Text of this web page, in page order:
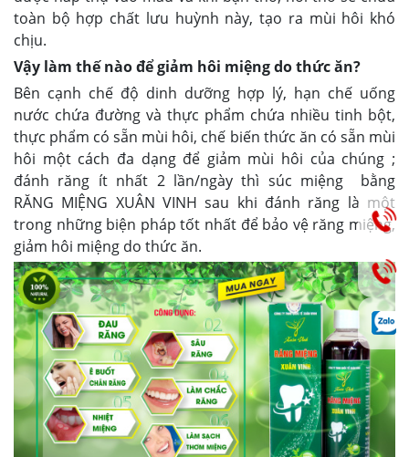
toàn bộ hợp chất lưu huỳnh này, tạo ra mùi hôi khó
chịu.
Vậy làm thế nào để giảm hôi miệng do thức ăn?
Bên cạnh chế độ dinh dưỡng hợp lý, hạn chế uống
nước chứa đường và thực phẩm chứa nhiều tinh bột,
thực phẩm có sẵn mùi hôi, chế biến thức ăn có sẵn mùi
hôi một cách đa dạng để giảm mùi hôi của chúng ;
đánh răng ít nhất 2 lần/ngày thì súc miệng bằng
RĂNG MIỆNG XUÂN VINH sau khi đánh răng là một
trong những biện pháp tốt nhất để bảo vệ răng miệng,
giảm hôi miệng do thức ăn.